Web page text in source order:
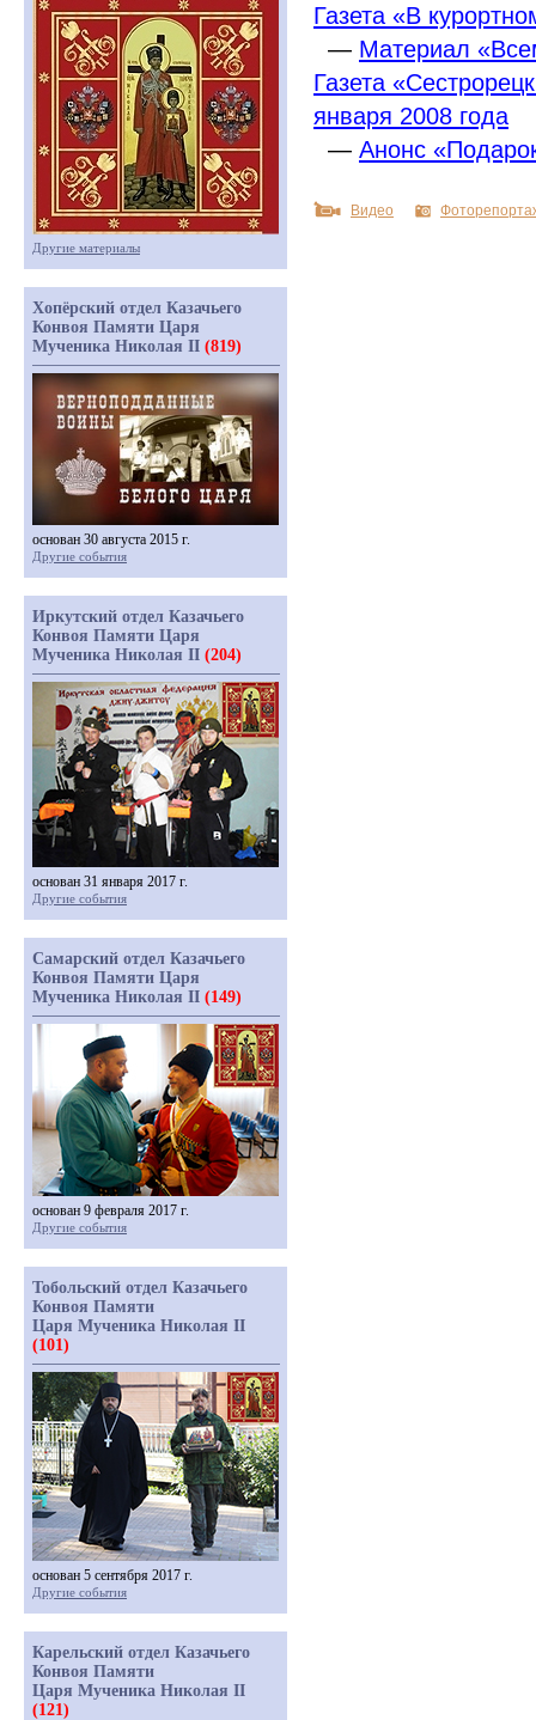
Газета «В
— Материал «
Газета «
января 2008 года
— Анонс «
Видео
Другие материалы
Хопёрский отдел Казачьего
Конвоя Памяти Царя
Мученика Николая II (819)
основан 30 августа 2015 г.
Другие события
Иркутский отдел Казачьего
Конвоя Памяти Царя
Мученика Николая II (204)
основан 31 января 2017 г.
Другие события
Самарский отдел Казачьего
Конвоя Памяти Царя
Мученика Николая II (149)
основан 9 февраля 2017 г.
Другие события
Тобольский отдел Казачьего
Конвоя Памяти
Царя Мученика Николая II
(101)
основан 5 сентября 2017 г.
Другие события
Карельский отдел Казачьего
Конвоя Памяти
Царя Мученика Николая II
(121)